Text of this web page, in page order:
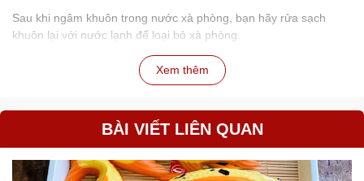
Sau khi ngâm khuôn trong nước xà phòng, bạn hãy rửa sạch
khuôn lại với nước lạnh để loại bỏ xà phòng.
Bước 4: Phơi khô khuôn
hết. Sau đó, bạn có thể phơi khuôn dưới ánh nắng mặt trời hoặc
hong khô bằng máy sấy.
Lưu ý
Xem thêm
BÀI VIẾT LIÊN QUAN